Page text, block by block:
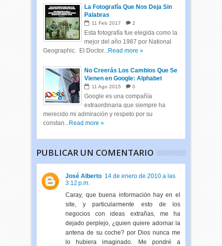
La Fotografía Que Nos Deja Sin
Palabras
11 Feb 2017 2
Esta fotografía fue elegida como la
mejor del año 1987 por National
Geographic. El Doctor... Read more »
No Creerás Los Cambios Que Se
Vienen en Google: Alphabet
11 Ago 2015 0
Google es una compañía
extraordinaria que siempre ha
merecido mi admiración y respeto por su
constan... Read more »
PUBLICAR UN COMENTARIO
José Alberto 14 de enero de 2010 a las
3:12 p.m.
Caray, que buena información hay en el
site, y particularmente esto de los
negocios con ideas extrañas, me ha
dejado perplejo, ¿quien quiere adornar la
antena de su coche? por Dios nunca me
lo hubiera imaginado. Me pondré a